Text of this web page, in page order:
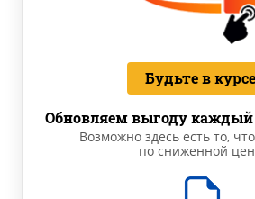
Будьте в
Обновляем выгоду каждый
Возможно здесь есть то,
по сниженной